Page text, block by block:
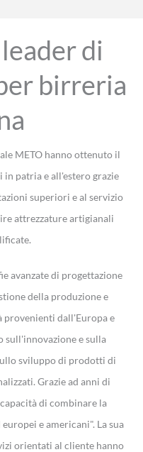
di
birreria
METO hanno ottenuto il
patria e all'estero grazie
superiori e al servizio
attrezzature artigianali
avanzate di progettazione
della produzione e
provenienti dall'Europa e
sull'innovazione e sulla
sviluppo di prodotti di
Grazie ad anni di
di combinare la
e americani". La sua
orientati al cliente hanno